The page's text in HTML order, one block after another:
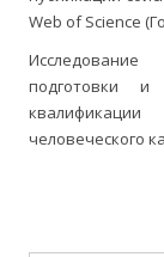
Web of Science
подготовки
человеческого